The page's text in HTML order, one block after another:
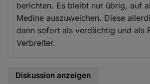
berichten. Es bleibt nur übrig, auf
Medine auszuweichen. Diese
dann sofort als verdächtig und als
Verbreiter.
Diskussion anzeigen